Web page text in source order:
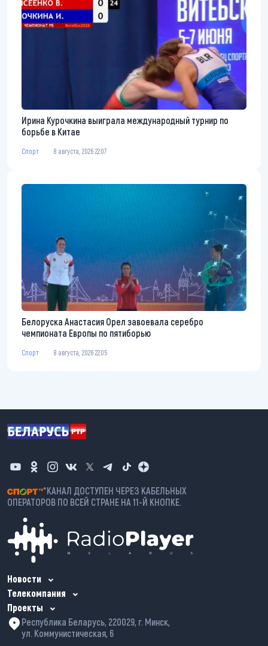
Ирина Курочкина выиграла международный турнир по
борьбе в Китае
Спорт 8 августа, 2026 22:07
Белоруска Анастасия Орел завоевала серебро
чемпионата Европы по пятиборью
Спорт 8 августа, 2026 22:05
*КАНАЛ ДОСТУПЕН ЧЕРЕЗ КАБЕЛЬНЫХ
ОПЕРАТОРОВ ПО ВСЕЙ СТРАНЕ НА 11-Й КНОПКЕ.
Новости
Телекомпания
Проекты
Республика Беларусь, 220029, г. Минск,
ул. Коммунистическая, 6